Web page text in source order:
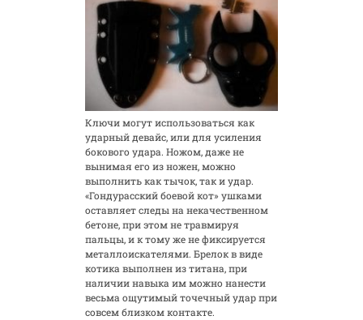
Ключи могут использоваться как
ударный девайс, или для усиления
бокового удара. Ножом, даже не
вынимая его из ножен, можно
выполнить как тычок, так и удар.
«Гондурасский боевой кот» ушками
оставляет следы на некачественном
бетоне, при этом не травмируя
пальцы, и к тому же не фиксируется
металлоискателями. Брелок в виде
котика выполнен из титана, при
наличии навыка им можно нанести
весьма ощутимый точечный удар при
совсем близком контакте.